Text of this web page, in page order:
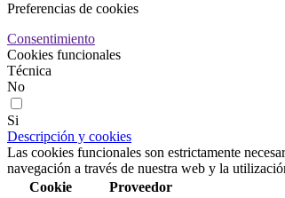
Preferencias de cookies
Consentimiento
Cookies funcionales
Técnica
No
Si
Descripción y cookies
Las cookies funcionales son estrictamente
navegación a través de nuestra web y la
Cookie
Proveedor